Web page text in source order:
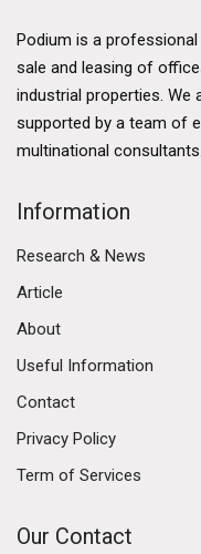
Podium is a
sale and leasing of
industrial properties. We
supported by a team of
multinational consultants.
Information
Research & News
Article
About
Useful Information
Contact
Privacy Policy
Term of Services
Our Contact